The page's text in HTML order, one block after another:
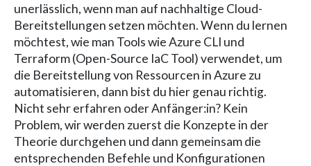
unerlässlich, wenn man auf nachhaltige Cloud-
Bereitstellungen setzen möchten. Wenn du lernen
möchtest, wie man Tools wie Azure CLI und
Terraform (Open-Source IaC Tool) verwendet, um
die Bereitstellung von Ressourcen in Azure zu
automatisieren, dann bist du hier genau richtig.
Nicht sehr erfahren oder Anfänger:in? Kein
Problem, wir werden zuerst die Konzepte in der
Theorie durchgehen und dann gemeinsam die
entsprechenden Befehle und Konfigurationen